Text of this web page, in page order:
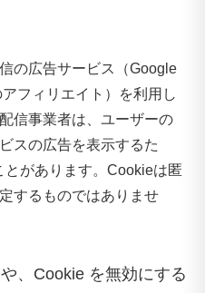
の広告サービス（Google
フィリエイト）を利用し
信事業者は、ユーザーの
スの広告を表示するた
があります。Cookieは匿
するものではありませ
、Cookie を無効にする